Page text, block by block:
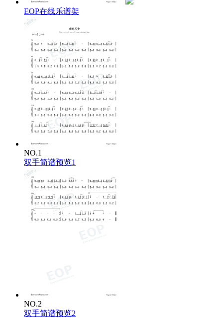
EOP在线乐谱架
NO.1
双手简谱预览1
NO.2
双手简谱预览2